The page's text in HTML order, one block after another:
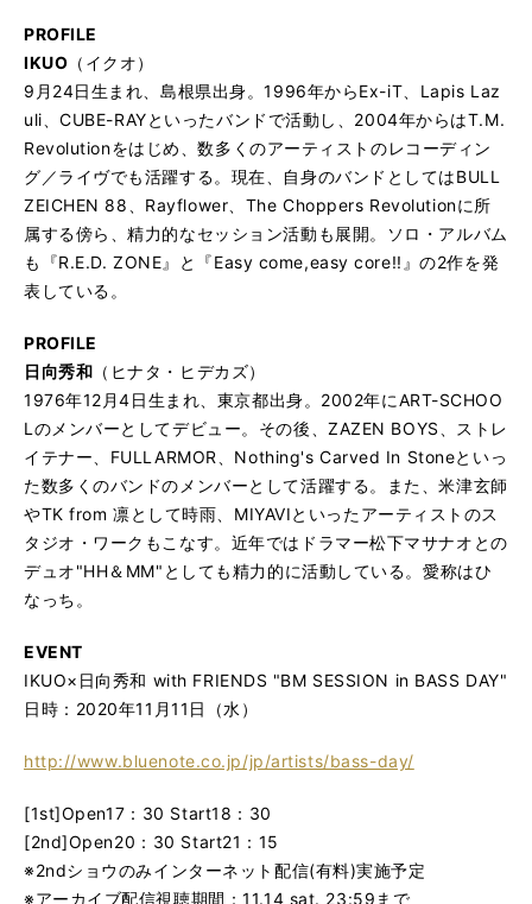
PROFILE
IKUO （イクオ）
9月24日生まれ、島根県出身。1996年からEx-iT、Lapis Laz
uli、CUBE-RAYといったバンドで活動し、2004年からはT.M.
Revolutionをはじめ、数多くのアーティストのレコーディン
グ／ライヴでも活躍する。現在、自身のバンドとしてはBULL
ZEICHEN 88、Rayflower、The Choppers Revolutionに所
属する傍ら、精力的なセッション活動も展開。ソロ・アルバム
も『R.E.D. ZONE』と『Easy come,easy core!!』の2作を発
表している。
PROFILE
日向秀和 （ヒナタ・ヒデカズ）
1976年12月4日生まれ、東京都出身。2002年にART-SCHOO
Lのメンバーとしてデビュー。その後、ZAZEN BOYS、ストレ
イテナー、FULLARMOR、Nothing's Carved In Stoneといっ
た数多くのバンドのメンバーとして活躍する。また、米津玄師
やTK from 凛として時雨、MIYAVIといったアーティストのス
タジオ・ワークもこなす。近年ではドラマー松下マサナオとの
デュオ"HH＆MM"としても精力的に活動している。愛称はひ
なっち。
EVENT
IKUO×日向秀和 with FRIENDS "BM SESSION in BASS DAY"
日時：2020年11月11日（水）
http://www.bluenote.co.jp/jp/artists/bass-day/
[1st]Open17：30 Start18：30
[2nd]Open20：30 Start21：15
※2ndショウのみインターネット配信(有料)実施予定
※アーカイブ配信視聴期間：11.14 sat. 23:59まで